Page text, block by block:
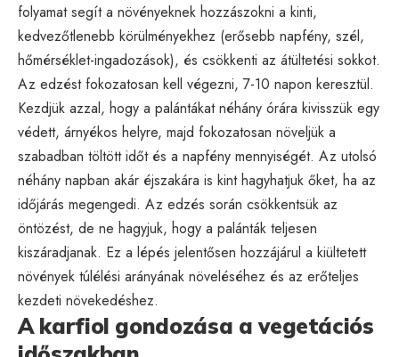
folyamat segít a növényeknek hozzászokni a kinti,
kedvezőtlenebb körülményekhez (erősebb napfény, szél,
hőmérséklet-ingadozások), és csökkenti az átültetési sokkot.
Az edzést fokozatosan kell végezni, 7-10 napon keresztül.
Kezdjük azzal, hogy a palántákat néhány órára kivisszük egy
védett, árnyékos helyre, majd fokozatosan növeljük a
szabadban töltött időt és a napfény mennyiségét. Az utolsó
néhány napban akár éjszakára is kint hagyhatjuk őket, ha az
időjárás megengedi. Az edzés során csökkentsük az
öntözést, de ne hagyjuk, hogy a palánták teljesen
kiszáradjanak. Ez a lépés jelentősen hozzájárul a kiültetett
növények túlélési arányának növeléséhez és az erőteljes
kezdeti növekedéshez.
A karfiol gondozása a vegetációs